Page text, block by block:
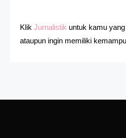
Klik Jurnalistik untuk kamu
ataupun ingin memiliki